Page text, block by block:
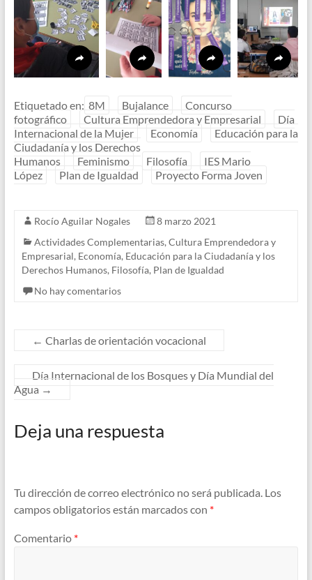
Etiquetado en: 8M Bujalance
Concurso
fotográfico
Cultura Emprendedora y Empresarial
Día
Internacional de la Mujer
Economía
Educación para la
Ciudadanía y los Derechos
Humanos
Feminismo Filosofía
IES Mario
López
Plan de Igualdad Proyecto Forma Joven
Rocío Aguilar Nogales
8 marzo 2021
Actividades Complementarias, Cultura Emprendedora y
Empresarial, Economía, Educación para la Ciudadanía y los
Derechos Humanos, Filosofía, Plan de Igualdad
No hay comentarios
← Charlas de orientación vocacional
Día Internacional de los Bosques y Día Mundial del
Agua →
Deja una respuesta
Tu dirección de correo electrónico no será publicada. Los
campos obligatorios están marcados con *
Comentario *